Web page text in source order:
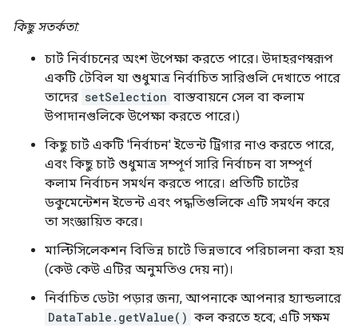
কিছু সতর্কতা:
চার্ট নির্বাচনের অংশ উপেক্ষা করতে পারে। উদাহরণস্বরূপ
একটি টেবিল যা শুধুমাত্র নির্বাচিত সারিগুলি দেখাতে পারে
তাদের setSelection বাস্তবায়নে সেল বা কলাম
উপাদানগুলিকে উপেক্ষা করতে পারে।)
কিছু চার্ট একটি 'নির্বাচন' ইভেন্ট ট্রিগার নাও করতে পারে,
এবং কিছু চার্ট শুধুমাত্র সম্পূর্ণ সারি নির্বাচন বা সম্পূর্ণ
কলাম নির্বাচন সমর্থন করতে পারে। প্রতিটি চার্টের
ডকুমেন্টেশন ইভেন্ট এবং পদ্ধতিগুলিকে এটি সমর্থন করে
তা সংজ্ঞায়িত করে।
মাল্টিসিলেকশন বিভিন্ন চার্টে ভিন্নভাবে পরিচালনা করা হয়
(কেউ কেউ এটির অনুমতিও দেয় না)।
নির্বাচিত ডেটা পড়ার জন্য, আপনাকে আপনার হ্যান্ডলারে
DataTable.getValue() কল করতে হবে; এটি সক্ষম